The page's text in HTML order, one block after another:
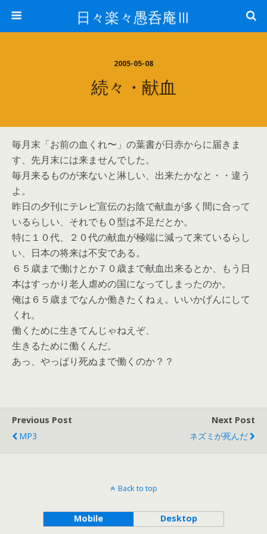
日々楽々愚呑庵Ⅲ
2005-05-08
続々・献血
毎月末「お前の血くれ〜」の葉書が日赤からに届きま
す、先月末には来ませんでした。
毎月来るものが来ないと淋しい、出来たかなと・・違う
よ。
昨日の夕刊にテレビ宣伝のお陰で献血が多く間に合って
いるらしい、それでもＯ型は不足だとか。
特に１０代、２０代の献血が極端に減って来ているらし
い、日本の将来は不安である。
６５歳まで働けとか７０歳まで献血出来るとか、もう日
本はすっかり老人虐めの国になってしまったのか。
俺は６５歳までなんか働きたくねぇ。いいかげんにして
くれ。
働くために生きてんじゃねえぞ、
生きるために働くんだ。
あっ、やっぱり死ぬまで働くのか？？
Previous Post
MP3
Next Post
ネズミが死んだ
Back to top
Mobile Desktop